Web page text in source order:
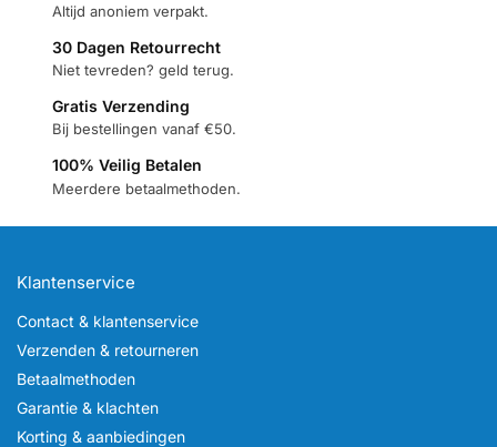
Altijd anoniem verpakt.
30 Dagen Retourrecht
Niet tevreden? geld terug.
Gratis Verzending
Bij bestellingen vanaf €50.
100% Veilig Betalen
Meerdere betaalmethoden.
Klantenservice
Contact & klantenservice
Verzenden & retourneren
Betaalmethoden
Garantie & klachten
Korting & aanbiedingen